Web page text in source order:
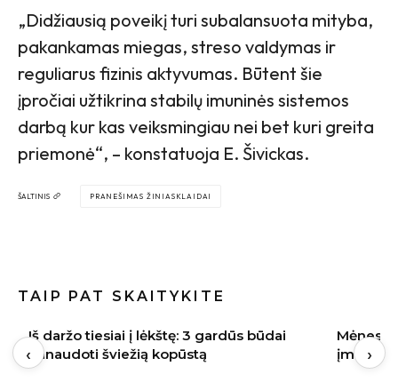
„Didžiausią poveikį turi subalansuota mityba,
pakankamas miegas, streso valdymas ir
reguliarus fizinis aktyvumas. Būtent šie
įpročiai užtikrina stabilų imuninės sistemos
darbą kur kas veiksmingiau nei bet kuri greita
priemonė“, – konstatuoja E. Šivickas.
ŠALTINIS PRANEŠIMAS ŽINIASKLAIDAI
TAIP PAT SKAITYKITE
Mėnesio interjero dizainerė Laura: viskas
įmanoma, kai nueini tą „ekstra mylią“
Vilniaus
Sonata
reikia
‹ ›